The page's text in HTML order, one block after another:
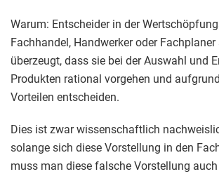
Warum: Entscheider in der
Fachhandel, Handwerker oder
überzeugt, dass sie bei der Auswahl und
Produkten rational vorgehen und
Vorteilen entscheiden.
Dies ist zwar wissenschaftlich
solange sich diese Vorstellung in den
muss man diese falsche Vorstellung auch